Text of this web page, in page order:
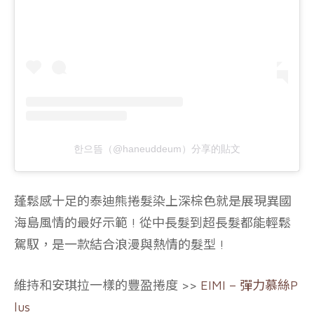
한으뜸（@haneuddeum）分享的貼文
蓬鬆感十足的泰迪熊捲髮染上深棕色就是展現異國
海島風情的最好示範 ! 從中長髮到超長髮都能輕鬆
駕馭，是一款結合浪漫與熱情的髮型 !
維持和安琪拉一樣的豐盈捲度 >> EIMI – 彈力慕絲P
lus